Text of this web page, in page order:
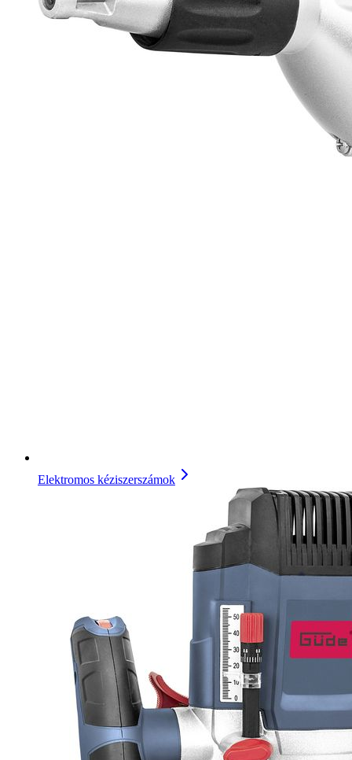
Elektromos kéziszerszámok